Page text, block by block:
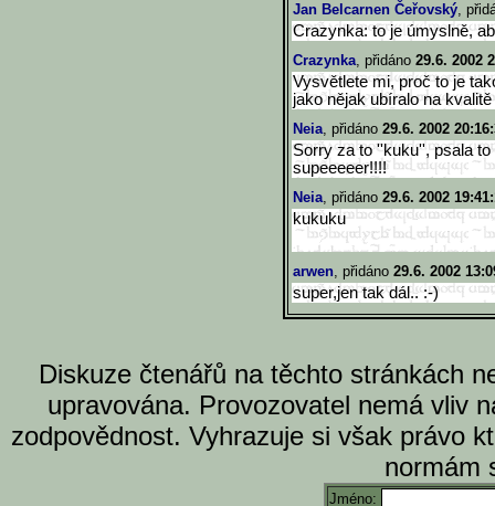
Jan Belcarnen Čeřovský,
Crazynka: to je úmyslně,
Crazynka, přidáno 29.6. 2002
Vysvětlete mi, proč to je
jako nějak ubíralo na kvalitě
Neia, přidáno 29.6. 2002
Sorry za to ''kuku'', psala
supeeeeer!!!!
Neia, přidáno 29.6. 2002
kukuku
arwen, přidáno 29.6. 2002
super,jen tak dál.. :-)
Diskuze čtenářů na těchto stránkách
upravována. Provozovatel nemá vliv
zodpovědnost. Vyhrazuje si však právo
normám
Jméno: